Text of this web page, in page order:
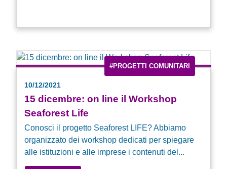
#PROGETTI COMUNITARI
10/12/2021
15 dicembre: on line il Workshop
Seaforest Life
Conosci il progetto Seaforest LIFE? Abbiamo
organizzato dei workshop dedicati per spiegare
alle istituzioni e alle imprese i contenuti del...